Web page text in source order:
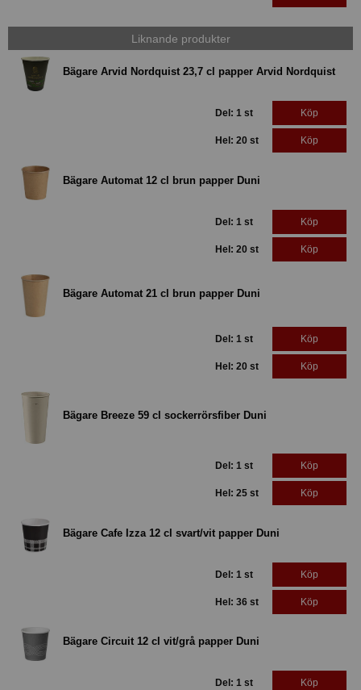
Liknande produkter
Bägare Arvid Nordquist 23,7 cl papper Arvid Nordquist
Del: 1 st Köp
Hel: 20 st Köp
Bägare Automat 12 cl brun papper Duni
Del: 1 st Köp
Hel: 20 st Köp
Bägare Automat 21 cl brun papper Duni
Del: 1 st Köp
Hel: 20 st Köp
Bägare Breeze 59 cl sockerrörsfiber Duni
Del: 1 st Köp
Hel: 25 st Köp
Bägare Cafe Izza 12 cl svart/vit papper Duni
Del: 1 st Köp
Hel: 36 st Köp
Bägare Circuit 12 cl vit/grå papper Duni
Del: 1 st Köp